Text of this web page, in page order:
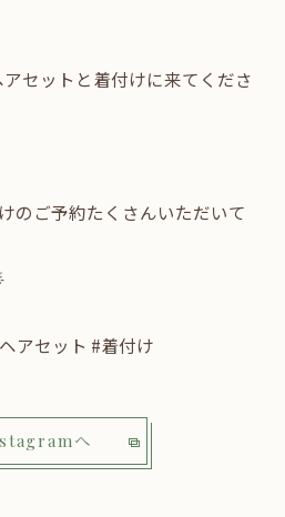
セットと着付けに来てくださ
のご予約たくさんいただいて
アセット #着付け
へ